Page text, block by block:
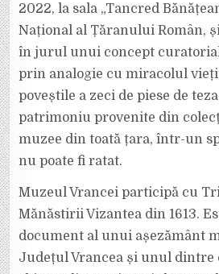
2022, la sala „Tancred
Național al Țăranului Român,
în jurul unui concept
prin analogie cu miracolul
poveștile a zeci de piese de
patrimoniu provenite din
muzee din toată țara, într-un
nu poate fi ratat.
Muzeul Vrancei participă cu
Mănăstirii Vizantea din 1613.
document al unui așezământ
Județul Vrancea și unul dintre